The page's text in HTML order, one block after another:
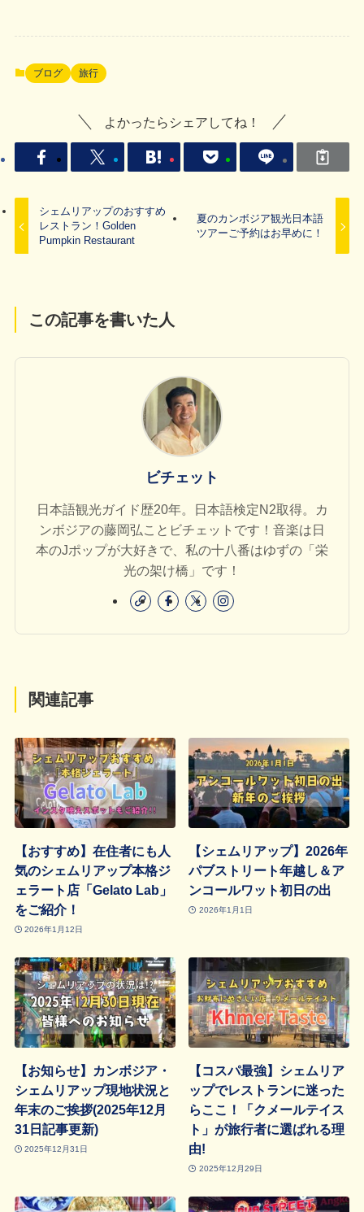
ブログ 旅行
よかったらシェアしてね！
シェムリアップのおすすめ
レストラン！Golden
Pumpkin Restaurant
夏のカンボジア観光日本語
ツアーご予約はお早めに！
この記事を書いた人
ビチェット
日本語観光ガイド歴20年。日本語検定N2取得。カ
ンボジアの藤岡弘ことビチェットです！音楽は日
本のJポップが大好きで、私の十八番はゆずの「栄
光の架け橋」です！
関連記事
【おすすめ】在住者にも人
気のシェムリアップ本格ジ
ェラート店「Gelato Lab」
をご紹介！
2026年1月12日
【シェムリアップ】2026年
パブストリート年越し＆ア
ンコールワット初日の出
2026年1月1日
【お知らせ】カンボジア・
シェムリアップ現地状況と
年末のご挨拶(2025年12月
31日記事更新)
2025年12月31日
【コスパ最強】シェムリア
ップでレストランに迷った
らここ！「クメールテイス
ト」が旅行者に選ばれる理
由!
2025年12月29日